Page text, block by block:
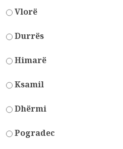
Vlorë
Durrës
Himarë
Ksamil
Dhërmi
Pogradec